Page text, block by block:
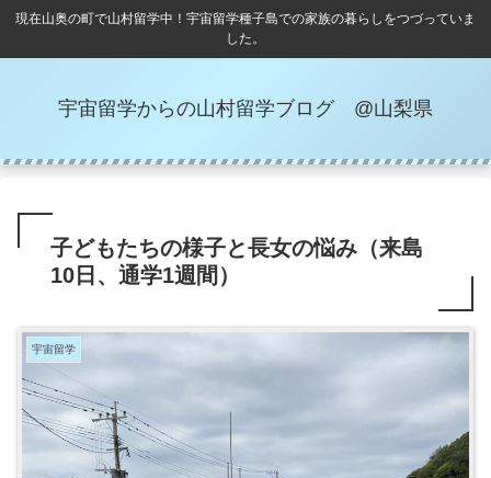
現在山奥の町で山村留学中！宇宙留学種子島での家族の暮らしをつづっていま
した。
宇宙留学からの山村留学ブログ @山梨県
子どもたちの様子と長女の悩み（来島
10日、通学1週間）
宇宙留学